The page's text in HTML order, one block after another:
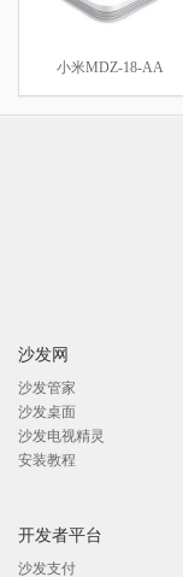
小米MDZ-18-AA
沙发网
沙发管家
沙发桌面
沙发电视精灵
安装教程
开发者平台
沙发支付